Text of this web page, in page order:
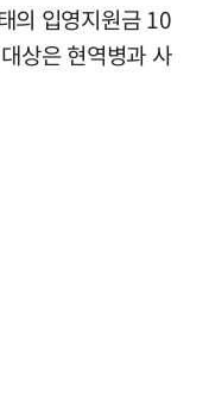
의 입영지원금 10
상은 현역병과 사